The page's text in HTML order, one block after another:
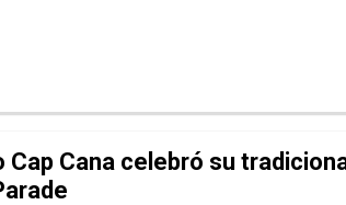
Cap Cana celebró su